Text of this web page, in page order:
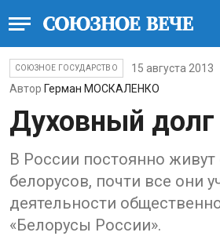
СОЮЗНОЕ ГОСУДАРСТВО
15 августа 2013
Автор Герман МОСКАЛЕНКО
Духовный долг
В России постоянно
белорусов, почти все они
деятельности
«Белорусы России».